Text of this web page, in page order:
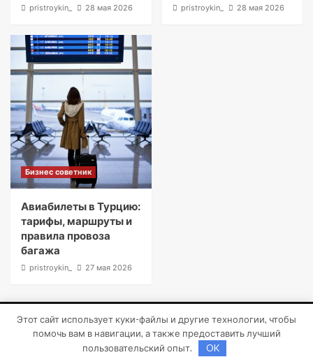
pristroykin_ 28 мая 2026 pristroykin_ 28 мая 2026
Бизнес советник
Авиабилеты в Турцию:
тарифы, маршруты и
правила провоза
багажа
pristroykin_ 27 мая 2026
Copyright © Все права защищены.|CoverNewsот AF
themes.
Этот сайт использует куки-файлы и другие технологии, чтобы
помочь вам в навигации, а также предоставить лучший
пользовательский опыт.
OK